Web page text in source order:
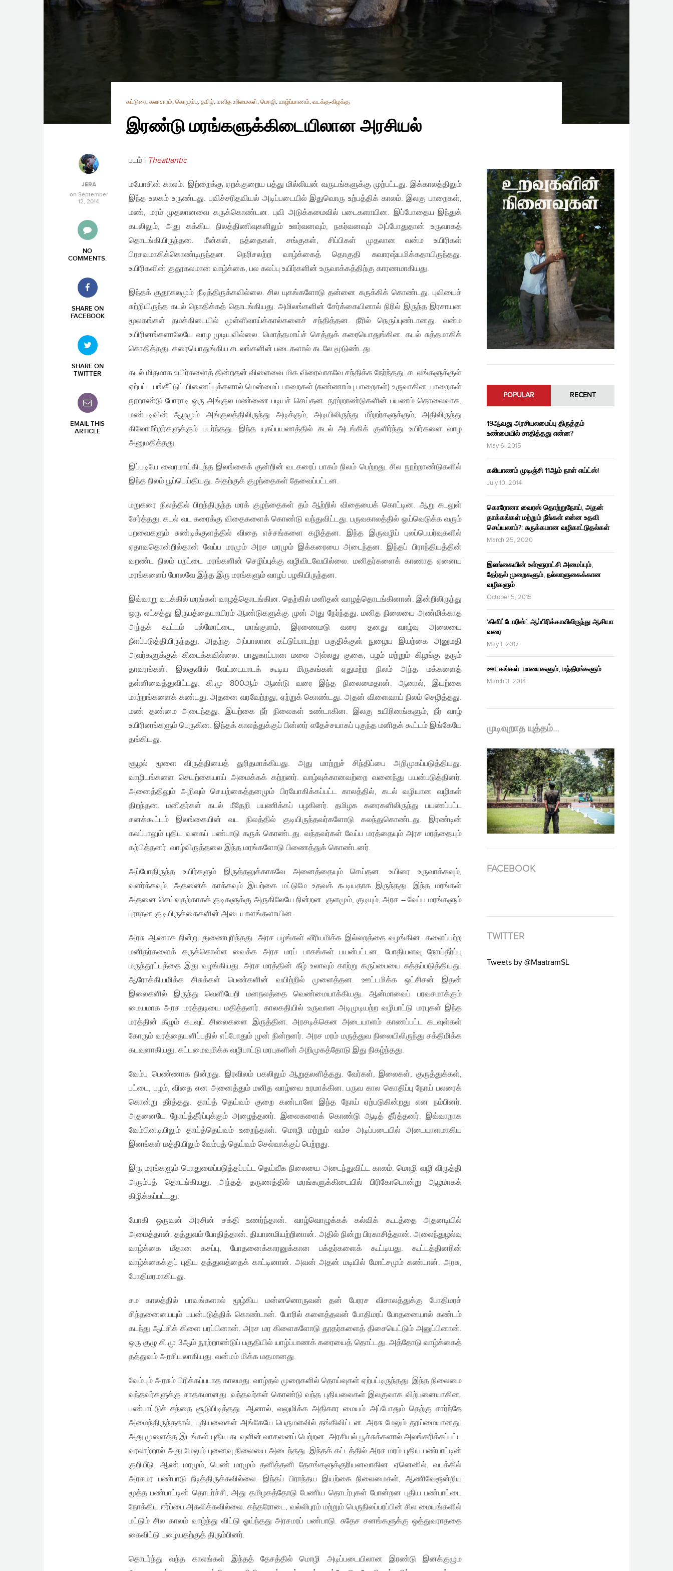
கட்டுரை, கலாசாரம், கொழும்பு, தமிழ், மனித உரிமைகள், மொழி, யாழ்ப்பாணம், வடக்கு-கிழக்கு
இரண்டு மரங்களுக்கிடையிலான அரசியல்
JERA
on September
12, 2014
NO
COMMENTS.
SHARE ON
FACEBOOK
SHARE ON
TWITTER
EMAIL THIS
ARTICLE
படம் | Theatlantic
மயோசின் காலம். இற்றைக்கு ஏறக்குறைய பத்து மில்லியன் வருடங்களுக்கு முற்பட்டது. இக்காலத்திலும்
இந்த உலகம் உருண்டது. புவிச்சரிதவியல் அடிப்படையில் இதுவொரு உற்பத்திக் காலம். இலகு பாறைகள்,
மண், மரம் முதலானவை கருக்கொண்டன. புவி அடுக்கமைவில் படைகளாயின. இப்போதைய இந்துக்
கடலிலும், அது கக்கிய நிலத்திணிவுகளிலும் ஊர்வனவும், நகர்வனவும் அப்போதுதான் உருவாகத்
தொடங்கியிருந்தன. மீன்கள், நத்தைகள், சங்குகள், சிப்பிகள் முதலான வன்ம உயிரிகள்
பிரசவமாகிக்கொண்டிருந்தன. நெரிசலற்ற வாழ்க்கைத் தொகுதி சுவாரஷ்யமிக்கதாயிருந்தது.
உயிரிகளின் குதூகலமான வாழ்க்கை, பல கலப்பு உயிர்களின் உருவாக்கத்திற்கு காரணமாகியது.
இந்தக் குதூகலமும் நீடித்திருக்கவில்லை. சில யுகங்களோடு தன்னை சுருக்கிக் கொண்டது. புவியைச்
சுற்றியிருந்த கடல் நொதிக்கத் தொடங்கியது. அமிலங்களின் சேர்க்கையினால் நிரில் இருந்த இரசாயன
மூலகங்கள் தமக்கிடையில் முள்ளிவாய்க்கால்களைச் சந்தித்தன. நீரில் நெருப்புண்டானது. வன்ம
உயிரினங்களாலேயே வாழ முடியவில்லை. மொத்தமாய்ச் செத்துக் கரையொதுங்கின. கடல் சுத்தமாகிக்
கொதித்தது. கரையொதுங்கிய சடலங்களின் படைகளால் கடலே மூடுண்டது.
கடல் மிதமாக உயிர்களைத் தின்றதன் விளைவை மிக விரைவாகவே சந்திக்க நேர்ந்தது. சடலங்களுக்குள்
ஏற்பட்ட பங்கீட்டுப் பிணைப்புக்களால் மென்மைப் பாறைகள் (சுண்ணாம்பு பாறைகள்) உருவாகின. பாறைகள்
நூறாண்டு போராடி ஒரு அங்குல மண்ணை படியச் செய்தன. நூற்றாண்டுகளின் பயணம் தொலைவாக,
மண்படிவின் ஆழமும் அங்குலத்திலிருந்து அடிக்கும், அடியிலிருந்து மீற்றர்களுக்கும், அதிலிருந்து
கிலோமீற்றர்களுக்கும் படர்ந்தது. இந்த யுகப்பயணத்தில் கடல் அடங்கிக் குளிர்ந்து உயிர்களை வாழ
அனுமதித்தது.
இப்படியே வைரமாய்கிடந்த இலங்கைக் குன்றின் வடகரைப் பாகம் நிலம் பெற்றது. சில நூற்றாண்டுகளில்
இந்த நிலம் பூப்பெய்தியது. அதற்குக் குழந்தைகள் தேவைப்பட்டன.
மறுகரை நிலத்தில் பிறந்திருந்த மரக் குழந்தைகள் தம் ஆற்றில் விதையைக் கொட்டின. ஆறு கடலுள்
சேர்த்தது. கடல் வட கரைக்கு விதைகளைக் கொண்டு வந்துவிட்டது. பருவகாலத்தில் ஓய்வெடுக்க வரும்
பறவைகளும் சுண்டிக்குளத்தில் விதை எச்சங்களை கழித்தன. இந்த இருவழிப் புலப்பெயர்வுகளில்
ஏதாவதொன்றில்தான் வேப்ப மரமும் அரச மரமும் இக்கரையை அடைந்தன. இந்தப் பிராந்தியத்தின்
வறண்ட நிலம் பறட்டை மரங்களின் செழிப்புக்கு வழிவிடவேயில்லை. மனிதர்களைக் காணாத ஏனைய
மரங்களைப் போலவே இந்த இரு மரங்களும் வாழப் பழகியிருந்தன.
இவ்வாறு வடக்கில் மரங்கள் வாழத்தொடங்கின. தெற்கில் மனிதன் வாழத்தொடங்கினான். இன்றிலிருந்து
ஒரு லட்சத்து இருபத்தையாயிரம் ஆண்டுகளுக்கு முன் அது நேர்ந்தது. மனித நிலையை அண்மிக்காத
அந்தக் கூட்டம் புல்மோட்டை, மாங்குளம், இரணைமடு வரை தனது வாழ்வு அலையை
நீளப்படுத்தியிருந்தது. அதற்கு அப்பாலான கட்டுப்பாடற்ற பகுதிக்குள் நுழைய இயற்கை அனுமதி
அவர்களுக்குக் கிடைக்கவில்லை. பாதுகாப்பான மலை அல்லது குகை, பழம் மற்றும் கிழங்கு தரும்
தாவரங்கள், இலகுவில் வேட்டையாடக் கூடிய மிருகங்கள் ஏதுமற்ற நிலம் அந்த மக்களைத்
தள்ளிவைத்துவிட்டது. கி.மு 800ஆம் ஆண்டு வரை இந்த நிலைமைதான். ஆனால், இயற்கை
மாற்றங்களைக் கண்டது. அதனை வரவேற்றது; ஏற்றுக் கொண்டது. அதன் விளைவாய் நிலம் செழித்தது.
மண் தண்மை அடைந்தது. இயற்கை நீர் நிலைகள் உண்டாகின. இலகு உயிரினங்களும், நீர் வாழ்
உயிரினங்களும் பெருகின. இந்தக் காலத்துக்குப் பின்னர் எதேச்சயாகப் புகுந்த மனிதக் கூட்டம் இங்கேயே
தங்கியது.
சூழல் மூளை விருத்தியைத் துரிதமாக்கியது. அது மாற்றுச் சிந்திப்பை அறிமுகப்படுத்தியது.
வாழிடங்களை செயற்கையாய் அமைக்கக் கற்றனர். வாழ்வுக்கானவற்றை வனைந்து பயன்படுத்தினர்.
அனைத்திலும் அறிவும் செயற்கைத்தனமும் பிரயோகிக்கப்பட்ட காலத்தில், கடல் வழியான வழிகள்
திறந்தன. மனிதர்கள் கடல் மீதேறி பயணிக்கப் பழகினர். தமிழக கரைகளிலிருந்து பயணப்பட்ட
சனக்கூட்டம் இலங்கையின் வட நிலத்தில் குடியிருந்தவர்களோடு கலந்துகொண்டது. இரண்டின்
கலப்பாலும் புதிய வகைப் பண்பாடு கருக் கொண்டது. வந்தவர்கள் வேப்ப மரத்தையும் அரச மரத்தையும்
கற்பித்தனர். வாழ்விருத்தலை இந்த மரங்களோடு பிணைத்துக் கொண்டனர்.
அப்போதிருந்த உயிர்களும் இருத்தலுக்காகவே அனைத்தையும் செய்தன. உயிரை உருவாக்கவும்,
வளர்க்கவும், அதனைக் காக்கவும் இயற்கை மட்டுமே உதவக் கூடியதாக இருந்தது. இந்த மரங்கள்
அதனை செய்வதற்காகக் குடிகளுக்கு அருகிலேயே நின்றன. குளமும், குடியும், அரச – வேப்ப மரங்களும்
புராதன குடியிருக்கைகளின் அடையாளங்களாயின.
அரசு ஆணாக நின்று துணைபுரிந்தது. அரச பழங்கள் வீரியமிக்க இல்லறத்தை வழங்கின. களைப்பற்ற
மனிதர்களைக் கருக்கொள்ள வைக்க அரச மரப் பாகங்கள் பயன்பட்டன. போதியளவு நோய்தீர்ப்பு
மருந்தூட்டத்தை இது வழங்கியது. அரச மரத்தின் கீழ் உலாவும் காற்று கருப்பையை சுத்தப்படுத்தியது.
ஆரோக்கியமிக்க சிசுக்கள் பெண்களின் வயிற்றில் முளைத்தன. ஊட்டமிக்க ஒட்சிசன் இதன்
இலைகளில் இருந்து வெளியேறி மனநலத்தை வெண்மையாக்கியது. ஆன்மாவைப் பரவசமாக்கும்
மையமாக அரச மரத்தடியை மதித்தனர். காலகதியில் உருவான அடிமுடியற்ற வழிபாட்டு மரபுகள் இந்த
மரத்தின் கீழும் கடவுட் சிலைகளை இருத்தின. அரசடிக்கென அடையாளம் காணப்பட்ட கடவுள்கள்
கோரும் வரத்தையளிப்பதில் எப்போதும் முன் நின்றனர். அரச மரம் மருத்துவ நிலையிலிருந்து சக்திமிக்க
கடவுளாகியது. கட்டமைவுமிக்க வழிபாட்டு மரபுகளின் அறிமுகத்தோடு இது நிகழ்ந்தது.
வேம்பு பெண்ணாக நின்றது. இரவிலம் பகலிலும் ஆறுதலளித்தது. வேர்கள், இலைகள், குருத்துக்கள்,
பட்டை, பழம், விதை என அனைத்தும் மனித வாழ்வை உரமாக்கின. பருவ கால கொதிப்பு நோய் பலரைக்
கொன்று தீர்த்தது. தாய்த் தெய்வம் குறை கண்டாளே இந்த நோய் ஏற்படுகின்றது என நம்பினர்.
அதனையே நோய்த்தீர்ப்புக்கும் அழைத்தனர். இலைகளைக் கொண்டு ஆடித் தீர்த்தனர். இவ்வாறாக
வேம்பினடியிலும் தாய்த்தெய்வம் உறைந்தாள். மொழி மற்றும் வம்ச அடிப்படையில் அடையாளமாகிய
இனங்கள் மத்தியிலும் வேம்புத் தெய்வம் செல்வாக்குப் பெற்றது.
இரு மரங்களும் பொதுமைப்படுத்தப்பட்ட தெய்வீக நிலையை அடைந்துவிட்ட காலம். மொழி வழி விருத்தி
அரும்பத் தொடங்கியது. அந்தத் தருணத்தில் மரங்களுக்கிடையில் பிரிகோடொன்று ஆழமாகக்
கிழிக்கப்பட்டது.
யோகி ஒருவன் அரசின் சக்தி உணர்ந்தான். வாழ்வொழுக்கக் கல்விக் கூடத்தை அதனடியில்
அமைத்தான். தத்துவம் போதித்தான். தியானமியற்றினான். அதில் நின்று பிரகாசித்தான். அலைந்துழல்வு
வாழ்க்கை மீதான கசப்பு, போதனைக்காரனுக்கான பக்தர்களைக் கூட்டியது. கூட்டத்தினரின்
வாழ்க்கைக்குப் புதிய தத்துவத்தைக் காட்டினான். அவன் அதன் மடியில் மோட்சமும் கண்டான். அரசு,
போதிமரமாகியது.
சம காலத்தில் பாவங்களால் மூழ்கிய மன்னனொருவன் தன் பேரரச விசாலத்துக்கு போதிமரச்
சிந்தனையையும் பயன்படுத்திக் கொண்டான். போரில் களைத்தவன் போதிமரப் போதனையால் கண்டம்
கடந்து ஆட்சிக் கிளை பரப்பினான். அரச மர கிளைகளோடு தூதர்களைத் திசையெட்டும் அனுப்பினான்.
ஒரு குழு கி.மு 3ஆம் நூற்றாண்டுப் பகுதியில் யாழ்ப்பாணக் கரையைத் தொட்டது. அத்தோடு வாழ்க்கைத்
தத்துவம் அரசியலாகியது. வன்மம் மிக்க மதமானது.
வேம்பும் அரசும் பிரிக்கப்படாத காலமது. வாழ்தல் முறைகளில் தொய்வுகள் ஏற்பட்டிருந்தது. இந்த நிலைமை
வந்தவர்களுக்கு சாதகமானது. வந்தவர்கள் கொண்டு வந்த புதியவைகள் இலகுவாக விற்பனையாகின.
பண்பாட்டுச் சந்தை சூடுபிடித்தது. ஆனால், வலுமிக்க அதிகார மையம் அப்போதும் தெற்கு சார்ந்தே
அமைந்திருந்ததால், புதியவைகள் அங்கேயே பெருமளவில் தங்கிவிட்டன. அரசு மேலும் தூய்மையானது.
அது முளைத்த இடங்கள் புதிய கடவுளின் வாசனைப் பெற்றன. அரசியல் பூச்சுக்களால் அலங்கரிக்கப்பட்ட
வரலாற்றால் அது மேலும் புனைவு நிலையை அடைந்தது. இந்தக் கட்டத்தில் அரச மரம் புதிய பண்பாட்டின்
குறியீடு. ஆண் மரமும், பெண் மரமும் தனித்தனி தேசங்களுக்குரியனவாகின. ஏனெனில், வடக்கில்
அரசமர பண்பாடு நீடித்திருக்கவில்லை. இந்தப் பிராந்தய இயற்கை நிலைமைகள், ஆணிவேரூன்றிய
மூத்த பண்பாட்டின் தொடர்ச்சி, அது தமிழகத்தோடு பேணிய தொடர்புகள் போன்றன புதிய பண்பாட்டை
நோக்கிய ஈர்ப்பை அகலிக்கவில்லை. கந்தரோடை, வல்லிபுரம் மற்றும் பெருநிலப்பரப்பின் சில மையங்களில்
மட்டும் சில காலம் வாழ்ந்து விட்டு ஓய்ந்தது அரசமரப் பண்பாடு. சுதேச சனங்களுக்கு ஒத்துவராததை
கைவிட்டு பழையதற்குத் திரும்பினர்.
தொடர்ந்து வந்த காலங்கள் இந்தத் தேசத்தில் மொழி அடிப்படையிலான இரண்டு இனக்குழும
POPULAR RECENT
19ஆவது அரசியலமைப்பு திருத்தம்
உண்மையில் சாதித்தது என்ன?
May 6, 2015
கலியாணம் முடிஞ்சி 11ஆம் நாள் எய்ட்ஸ்!
July 10, 2014
கொரோனா வைரஸ் தொற்றுநோய், அதன்
தாக்கங்கள் மற்றும் நீங்கள் என்ன உதவி
செய்யலாம்?: சுருக்கமான வழிகாட்டுதல்கள்
March 25, 2020
இலங்கையின் உள்ளூராட்சி அமைப்பும்,
தேர்தல் முறைகளும், நல்லாளுகைக்கான
வழிகளும்
October 5, 2015
‘கிளிட்டோரிஸ்’: ஆப்பிரிக்காவிலிருந்து ஆசியா
வரை
May 1, 2017
ஊடகங்கள்: மாயைகளும், மந்திரங்களும்
March 3, 2014
முடிவுறாத யுத்தம்…
FACEBOOK
TWITTER
Tweets by @MaatramSL